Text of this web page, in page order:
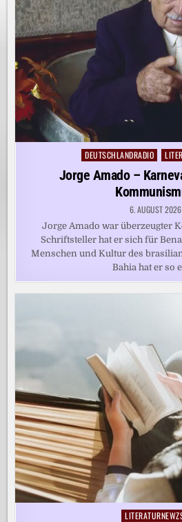
Posted
DEUTSCHLANDRADIO
Jorge Amado –
6. AUGUST 2026
Jorge Amado war überzeugter
Schriftsteller hat er sich für
Menschen und Kultur des
Bahia hat er so
Posted